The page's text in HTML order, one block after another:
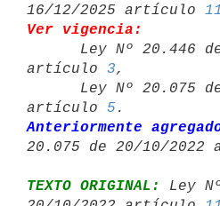
16/12/2025 artículo
Ver vigencia:
artículo 3,
artículo 5
Anteriormente
20.075 de 20/10/
TEXTO ORIGINAL:
Ley